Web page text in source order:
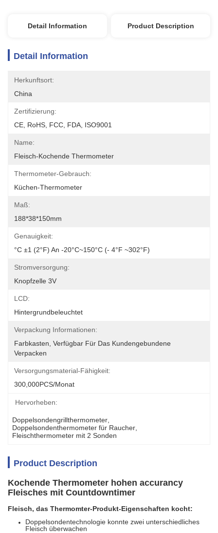
Detail Information Product Description
Detail Information
Herkunftsort:
China
Zertifizierung:
CE, RoHS, FCC, FDA, ISO9001
Name:
Fleisch-Kochende Thermometer
Thermometer-Gebrauch:
Küchen-Thermometer
Maß:
188*38*150mm
Genauigkeit:
°C ±1 (2°F) An -20°C~150°C (- 4°F ~302°F)
Stromversorgung:
Knopfzelle 3V
LCD:
Hintergrundbeleuchtet
Verpackung Informationen:
Farbkasten, Verfügbar Für Das Kundengebundene
Verpacken
Versorgungsmaterial-Fähigkeit:
300,000PCS/Monat
Hervorheben:
Doppelsondengrillthermometer
Doppelsondenthermometer für Raucher
Fleischthermometer mit 2 Sonden
Product Description
Kochende Thermometer hohen accurancy
Fleisches mit Countdowntimer
Fleisch, das Thermomter-Produkt-Eigenschaften kocht:
Doppelsondentechnologie konnte zwei unterschiedliches
Fleisch überwachen